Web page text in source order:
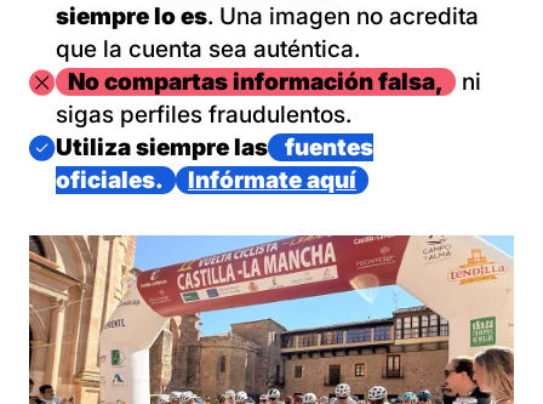
siempre lo es. Una imagen no acredita
que la cuenta sea auténtica.
ImagenNo compartas información falsa,
ni
sigas perfiles fraudulentos.
Imagen
Utiliza siempre las
fuentes
oficiales.
Infórmate aquí